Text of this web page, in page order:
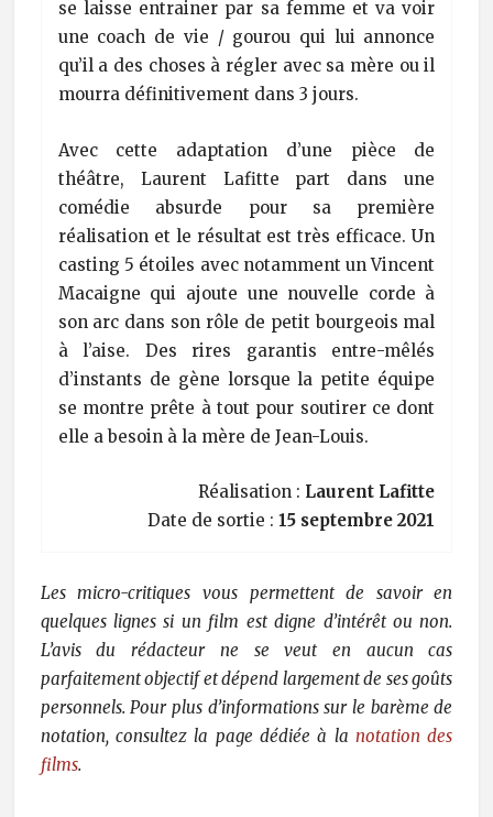
se laisse entrainer par sa femme et va voir
une coach de vie / gourou qui lui annonce
qu’il a des choses à régler avec sa mère ou il
mourra définitivement dans 3 jours.
Avec cette adaptation d’une pièce de
théâtre, Laurent Lafitte part dans une
comédie absurde pour sa première
réalisation et le résultat est très efficace. Un
casting 5 étoiles avec notamment un Vincent
Macaigne qui ajoute une nouvelle corde à
son arc dans son rôle de petit bourgeois mal
à l’aise. Des rires garantis entre-mêlés
d’instants de gène lorsque la petite équipe
se montre prête à tout pour soutirer ce dont
elle a besoin à la mère de Jean-Louis.
Réalisation : Laurent Lafitte
Date de sortie :15 septembre 2021
Les micro-critiques vous permettent de savoir en
quelques lignes si un film est digne d’intérêt ou non.
L’avis du rédacteur ne se veut en aucun cas
parfaitement objectif et dépend largement de ses goûts
personnels. Pour plus d’informations sur le barème de
notation, consultez la page dédiée à lanotation des
films.